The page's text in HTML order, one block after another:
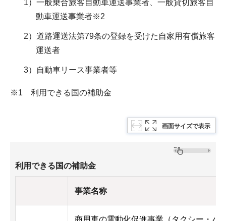
1）一般乗合旅客自動車運送事業者、一般貸切旅客自
動車運送事業者※2
2）道路運送法第79条の登録を受けた自家用有償旅客
運送者
3）自動車リース事業者等
※1 利用できる国の補助金
画面サイズで表示
利用できる国の補助金
事業名称